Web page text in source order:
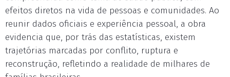
efeitos diretos na vida de pessoas e comunidades. Ao
reunir dados oficiais e experiência pessoal, a obra
evidencia que, por trás das estatísticas, existem
trajetórias marcadas por conflito, ruptura e
reconstrução, refletindo a realidade de milhares de